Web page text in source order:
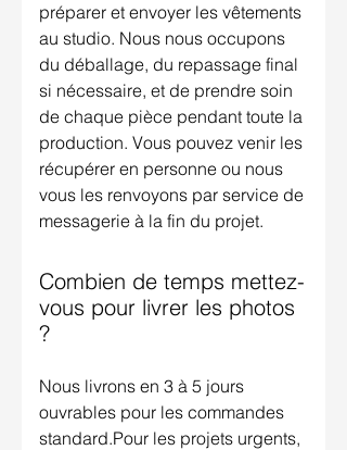
préparer et envoyer les vêtements
au studio. Nous nous occupons
du déballage, du repassage final
si nécessaire, et de prendre soin
de chaque pièce pendant toute la
production. Vous pouvez venir les
récupérer en personne ou nous
vous les renvoyons par service de
messagerie à la fin du projet.
Combien de temps mettez-
vous pour livrer les photos
?
Nous livrons en 3 à 5 jours
ouvrables pour les commandes
standard.Pour les projets urgents,